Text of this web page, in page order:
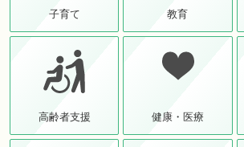
子育て 教育
高齢者支援 健康・医療